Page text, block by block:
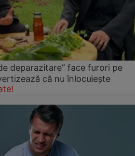
deparazitare” face furori pe
că nu înlocuiește